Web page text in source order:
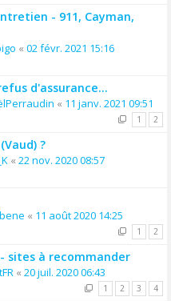
- 911, Cayman,
« 02 févr. 2021 15:16
d'assurance...
« 11 janv. 2021 09:51
1 2
?
« 22 nov. 2020 08:57
« 11 août 2020 14:25
1 2
sites à recommander
« 20 juil. 2020 06:43
1 2 3 4